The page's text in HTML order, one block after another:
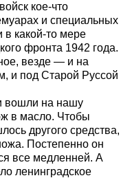
кое-что
и специальных
в какой-то мере
фронта 1942 года.
везде — и на
и под Старой Руссой
вошли на нашу
в масло. Чтобы
другого средства,
Постепенно он
все медленней. А
ленинградское